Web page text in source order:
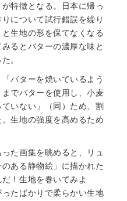
特徴となる。日本に帰っ
について試行錯誤を繰り
生地の形を保てなくなる
るとバターの濃厚な味と
。
バターを焼いているよう
でバターを使用し、小麦
いない」（同）ため、割
生地の強度を高めるため
た画集を眺めると、リュ
ある静物絵」に描かれた
！生地を巻いてみよ
たばかりで柔らかい生地